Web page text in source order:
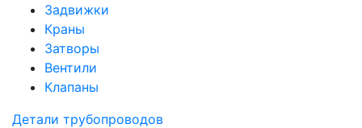
Задвижки
Краны
Затворы
Вентили
Клапаны
Детали трубопроводов